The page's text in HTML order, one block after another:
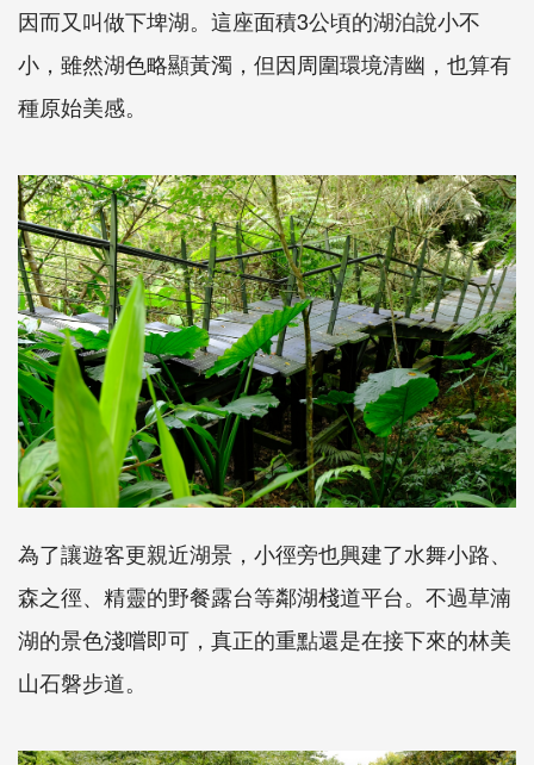
因而又叫做下埤湖。這座面積3公頃的湖泊說小不
小，雖然湖色略顯黃濁，但因周圍環境清幽，也算有
種原始美感。
為了讓遊客更親近湖景，小徑旁也興建了水舞小路、
森之徑、精靈的野餐露台等鄰湖棧道平台。不過草湳
湖的景色淺嚐即可，真正的重點還是在接下來的林美
山石磐步道。